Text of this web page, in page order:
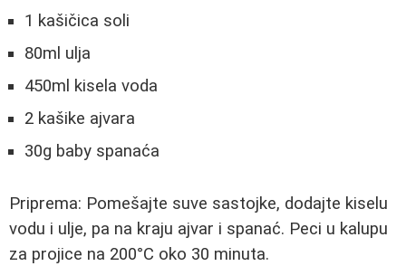
1 kašičica soli
80ml ulja
450ml kisela voda
2 kašike ajvara
30g baby spanaća
Priprema: Pomešajte suve sastojke, dodajte kiselu
vodu i ulje, pa na kraju ajvar i spanać. Peci u kalupu
za projice na 200°C oko 30 minuta.